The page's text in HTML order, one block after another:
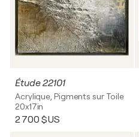
Étude 22101
Acrylique, Pigments sur Toile
20x17in
2 700 $US